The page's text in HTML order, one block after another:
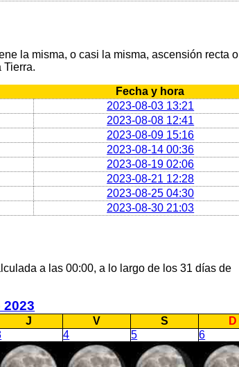
la misma, o casi la misma, ascensión recta o
Tierra.
Fecha y hora
2023-08-03 13:21
2023-08-08 12:41
2023-08-09 15:16
2023-08-14 00:36
2023-08-19 02:06
2023-08-21 12:28
2023-08-25 04:30
2023-08-30 21:03
a las 00:00, a lo largo de los 31 días de
J V S
D
4 5 6